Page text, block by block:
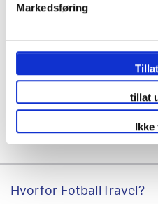
Markedsføring
tillat
Ikke
Se
Hvorfor FotballTravel?